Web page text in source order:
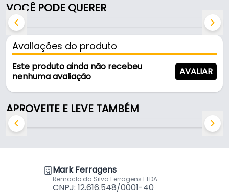
Características:
- Marca: Hd
- Modelo: 600 a 830mm
- Capacidade de Carga: 10kg
- Altura máxima: 840mm
- Largura mínima: 600mm
Conteúdo do kit:
• 02 dispositivo elevador esquerdo
• 04 tubo puxador
• 05 batente
VOCÊ PODE QUERER
Avaliações do produto
Este produto ainda não recebeu
nenhuma avaliação
AVALIAR
APROVEITE E LEVE TAMBÉM
Mark Ferragens
Remaclo da Silva Ferragens LTDA
CNPJ: 12.616.548/0001-40